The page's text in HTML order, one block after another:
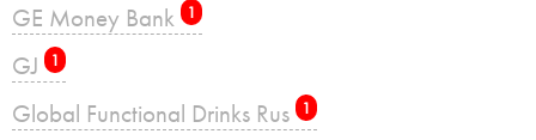
GE Money Bank 1
GJ 1
Global Functional Drinks Rus 1